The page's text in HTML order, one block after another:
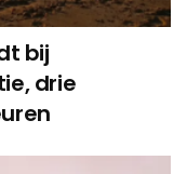
bij
drie